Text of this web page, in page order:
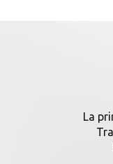
La